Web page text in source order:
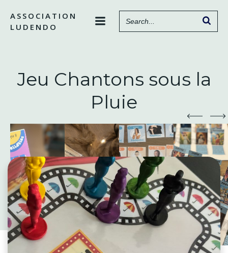
contenu
ASSOCIATION
LUDENDO
Jeu Chantons sous la
Pluie